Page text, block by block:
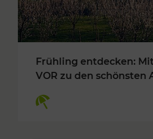
Frühling entdecken:
VOR zu den schönsten